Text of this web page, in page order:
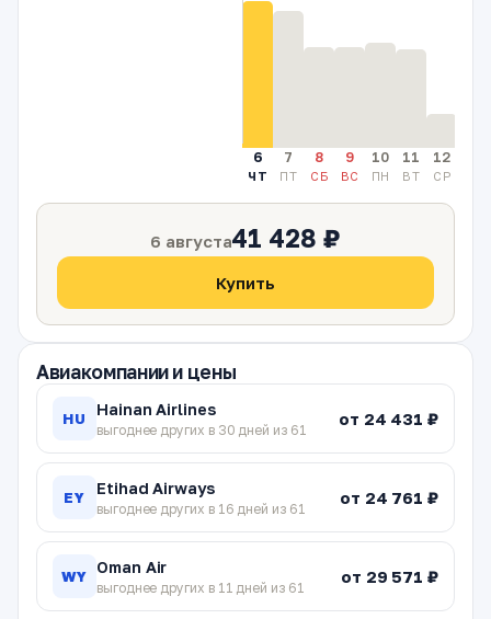
6
ЧТ
7
ПТ
8
СБ
9
ВС
10
ПН
11
ВТ
12
СР
6 августа41 428 ₽
Купить
Авиакомпании и цены
HU Hainan Airlines
выгоднее других в 30 дней из 61
от 24 431 ₽
EY Etihad Airways
выгоднее других в 16 дней из 61
от 24 761 ₽
WY Oman Air
выгоднее других в 11 дней из 61
от 29 571 ₽